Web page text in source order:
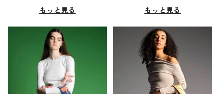
もっと見る
もっと見る